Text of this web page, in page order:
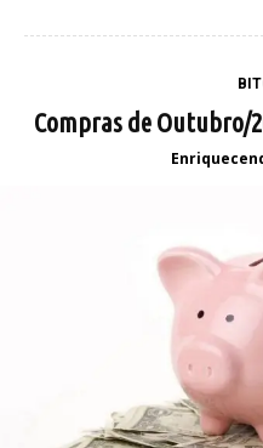
Compras de Outubro/